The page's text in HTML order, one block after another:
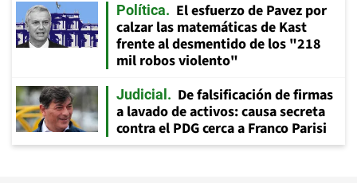
Política
El esfuerzo de Pavez por
calzar las matemáticas de Kast
frente al desmentido de los "218
mil robos violento"
Judicial
De falsificación de firmas
a lavado de activos: causa secreta
contra el PDG cerca a Franco Parisi